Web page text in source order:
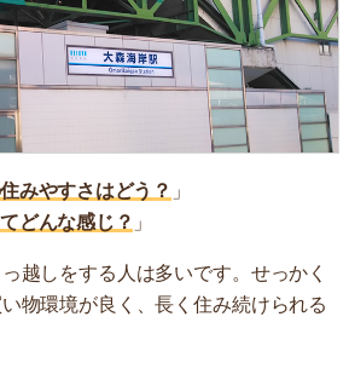
みやすさはどう？ 」
どんな感じ？ 」
越しをする人は多いです。せっかく
物環境が良く、長く住み続けられる